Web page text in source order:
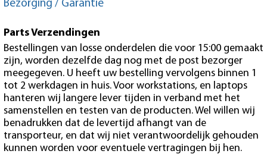
Bezorging / Garantie
Parts Verzendingen
Bestellingen van losse onderdelen die voor 15:00 gemaakt
zijn, worden dezelfde dag nog met de post bezorger
meegegeven. U heeft uw bestelling vervolgens binnen 1
tot 2 werkdagen in huis. Voor workstations, en laptops
hanteren wij langere lever tijden in verband met het
samenstellen en testen van de producten. Wel willen wij
benadrukken dat de levertijd afhangt van de
transporteur, en dat wij niet verantwoordelijk gehouden
kunnen worden voor eventuele vertragingen bij hen.